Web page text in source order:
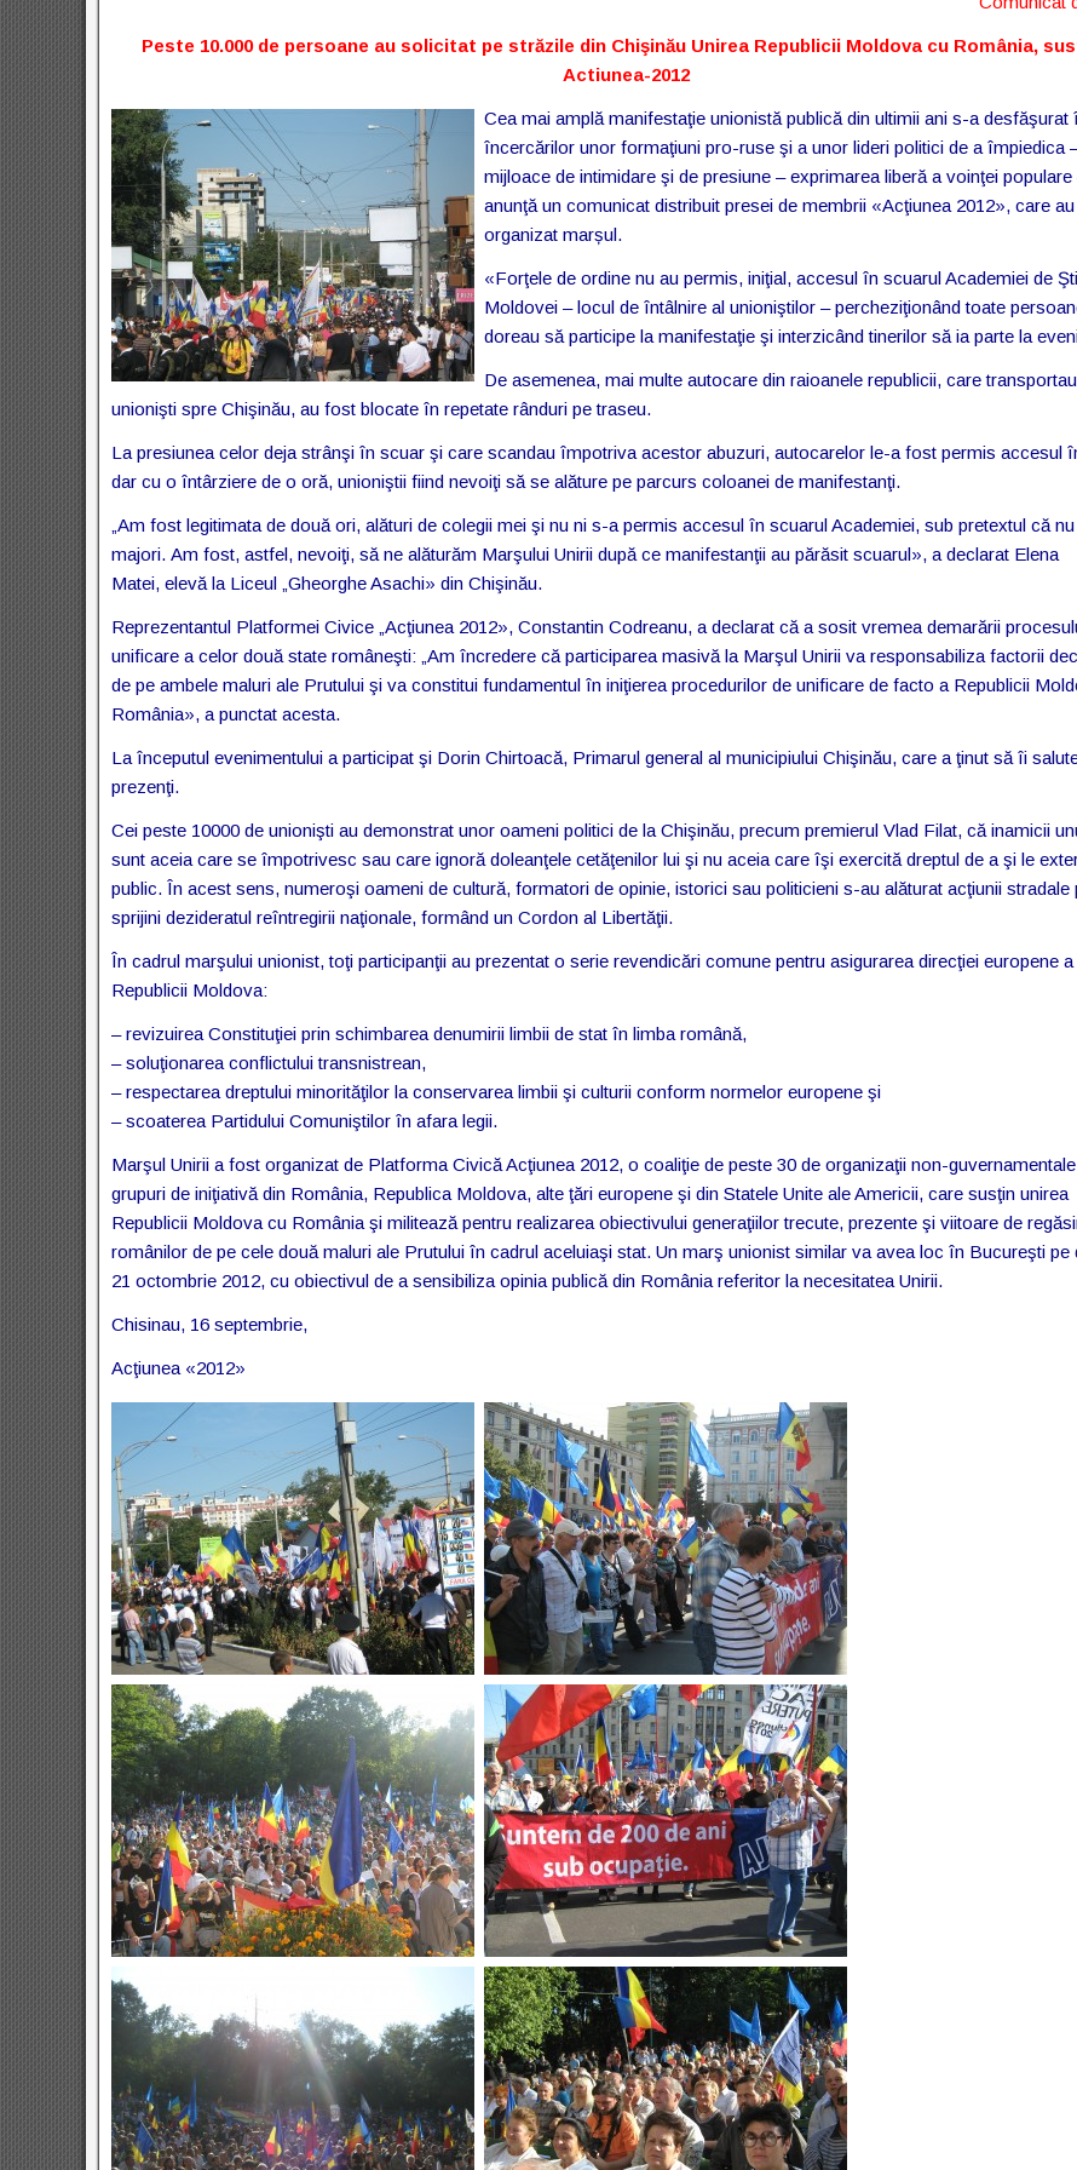
Peste 10.000 de persoane au solicitat pe străzile din Chişinău Unirea Republicii Moldova cu România,
Actiunea-2012
Cea mai amplă manifestaţie unionistă publică din ultimii ani s-a desfăşurat
încercărilor unor formaţiuni pro-ruse şi a unor lideri politici de a împiedica
mijloace de intimidare şi de presiune – exprimarea liberă a voinţei populare
anunţă un comunicat distribuit presei de membrii «Acţiunea 2012», care au
organizat marșul.
«Forţele de ordine nu au permis, iniţial, accesul în scuarul Academiei de
Moldovei – locul de întâlnire al unioniştilor – percheziţionând toate
doreau să participe la manifestaţie şi interzicând tinerilor să ia parte la
De asemenea, mai multe autocare din raioanele republicii, care transportau
unionişti spre Chişinău, au fost blocate în repetate rânduri pe traseu.
La presiunea celor deja strânşi în scuar şi care scandau împotriva acestor abuzuri, autocarelor le-a fost permis accesul
dar cu o întârziere de o oră, unioniştii fiind nevoiţi să se alăture pe parcurs coloanei de manifestanţi.
„Am fost legitimata de două ori, alături de colegii mei şi nu ni s-a permis accesul în scuarul Academiei, sub pretextul că
majori. Am fost, astfel, nevoiţi, să ne alăturăm Marşului Unirii după ce manifestanţii au părăsit scuarul», a declarat Elena
Matei, elevă la Liceul „Gheorghe Asachi» din Chişinău.
Reprezentantul Platformei Civice „Acţiunea 2012», Constantin Codreanu, a declarat că a sosit vremea demarării
unificare a celor două state româneşti: „Am încredere că participarea masivă la Marşul Unirii va responsabiliza factorii
de pe ambele maluri ale Prutului şi va constitui fundamentul în iniţierea procedurilor de unificare de facto a Republicii
România», a punctat acesta.
La începutul evenimentului a participat şi Dorin Chirtoacă, Primarul general al municipiului Chişinău, care a ţinut să îi
prezenţi.
Cei peste 10000 de unionişti au demonstrat unor oameni politici de la Chişinău, precum premierul Vlad Filat, că inamicii
sunt aceia care se împotrivesc sau care ignoră doleanţele cetăţenilor lui şi nu aceia care îşi exercită dreptul de a şi le
public. În acest sens, numeroşi oameni de cultură, formatori de opinie, istorici sau politicieni s-au alăturat acţiunii stradale
sprijini dezideratul reîntregirii naţionale, formând un Cordon al Libertăţii.
În cadrul marşului unionist, toţi participanţii au prezentat o serie revendicări comune pentru asigurarea direcţiei europene a
Republicii Moldova:
– revizuirea Constituţiei prin schimbarea denumirii limbii de stat în limba română,
– soluţionarea conflictului transnistrean,
– respectarea dreptului minorităţilor la conservarea limbii şi culturii conform normelor europene şi
– scoaterea Partidului Comuniştilor în afara legii.
Marşul Unirii a fost organizat de Platforma Civică Acţiunea 2012, o coaliţie de peste 30 de organizaţii non-
grupuri de iniţiativă din România, Republica Moldova, alte ţări europene şi din Statele Unite ale Americii, care susţin unirea
Republicii Moldova cu România şi militează pentru realizarea obiectivului generaţiilor trecute, prezente şi viitoare de
românilor de pe cele două maluri ale Prutului în cadrul aceluiaşi stat. Un marş unionist similar va avea loc în Bucureşti pe
21 octombrie 2012, cu obiectivul de a sensibiliza opinia publică din România referitor la necesitatea Unirii.
Chisinau, 16 septembrie,
Acţiunea «2012»